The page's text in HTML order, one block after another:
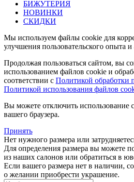
БИЖУТЕРИЯ
НОВИНКИ
СКИДКИ
Мы используем файлы cookie для
улучшения пользовательского опыта
Продолжая пользоваться сайтом, вы
использованием файлов cookie и
соответствии с Политикой обработки
Политикой использования файлов
Вы можете отключить использование
вашего браузера.
Принять
Нет нужного размера или
Для определения размера вы можете
из наших салонов или обратиться в
Если вашего размера нет в наличии,
о желании приобрести украшение.